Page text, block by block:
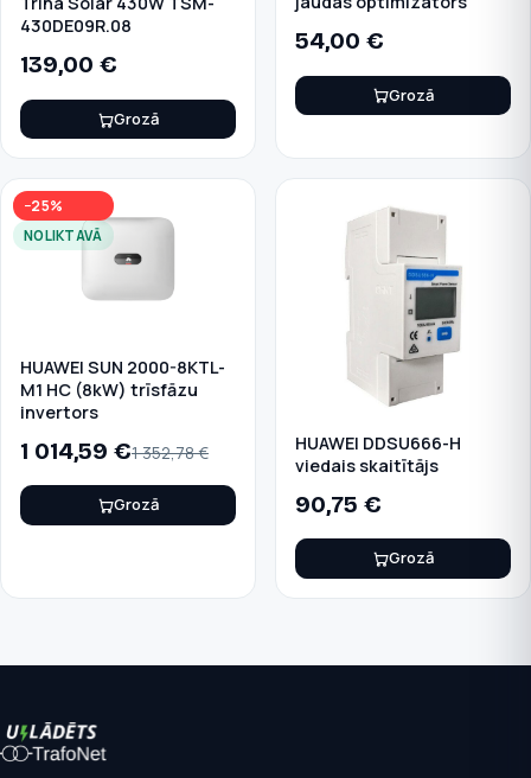
430DE09R.08
139,00 €
Grozā
54,00 €
Grozā
−25%
NOLIKTAVĀ
HUAWEI SUN 2000-8KTL-
M1 HC (8kW) trīsfāzu
invertors
1 014,59 €1 352,78€
Grozā
HUAWEI DDSU666-H
viedais skaitītājs
90,75 €
Grozā